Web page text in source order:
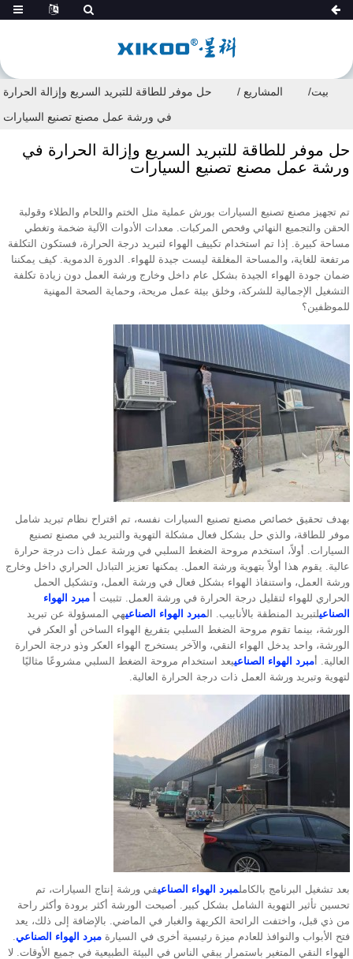
بيت المشاريع
حل موفر للطاقة للتبريد السريع وإزالة الحرارة
في ورشة عمل مصنع تصنيع السيارات
حل موفر للطاقة للتبريد السريع وإزالة الحرارة في
ورشة عمل مصنع تصنيع السيارات
تم تجهيز مصنع تصنيع السيارات بورش عملية مثل الختم واللحام والطلاء وقولبة
الحقن والتجميع النهائي وفحص المركبات. معدات الأدوات الآلية ضخمة وتغطي
مساحة كبيرة. إذا تم استخدام تكييف الهواء لتبريد درجة الحرارة، فستكون التكلفة
مرتفعة للغاية، والمساحة المغلقة ليست جيدة للهواء. الدورة الدموية. كيف يمكننا
ضمان جودة الهواء الجيدة بشكل عام داخل وخارج ورشة العمل دون زيادة تكلفة
التشغيل الإجمالية للشركة، وخلق بيئة عمل مريحة، وحماية الصحة المهنية
للموظفين؟
بهدف تحقيق خصائص مصنع تصنيع السيارات نفسه، تم اقتراح نظام تبريد شامل
موفر للطاقة، والذي حل بشكل فعال مشكلة التهوية والتبريد في مصنع تصنيع
السيارات. أولاً، استخدم مروحة الضغط السلبي في ورشة عمل ذات درجة حرارة
عالية. يقوم هذا أولاً بتهوية ورشة العمل. يمكنها تعزيز التبادل الحراري داخل وخارج
ورشة العمل، واستنفاذ الهواء بشكل فعال في ورشة العمل، وتشكيل الحمل
الحراري للهواء لتقليل درجة الحرارة في ورشة العمل. تثبيت أ مبرد الهواء
الصناعيلتبريد المنطقة بالأنابيب. المبرد الهواء الصناعيهي المسؤولة عن تبريد
الورشة، بينما تقوم مروحة الضغط السلبي بتفريغ الهواء الساخن أو العكر في
الورشة، واحد يدخل الهواء النقي، والآخر يستخرج الهواء العكر وذو درجة الحرارة
العالية. أمبرد الهواء الصناعييعد استخدام مروحة الضغط السلبي مشروعًا مثاليًا
لتهوية وتبريد ورشة العمل ذات درجة الحرارة العالية.
بعد تشغيل البرنامج بالكاملمبرد الهواء الصناعيفي ورشة إنتاج السيارات، تم
تحسين تأثير التهوية الشامل بشكل كبير. أصبحت الورشة أكثر برودة وأكثر راحة
من ذي قبل، واختفت الرائحة الكريهة والغبار في الماضي. بالإضافة إلى ذلك، يعد
فتح الأبواب والنوافذ للعادم ميزة رئيسية أخرى في السيارة مبرد الهواء الصناعي.
الهواء النقي المتغير باستمرار يبقي الناس في البيئة الطبيعية في جميع الأوقات. لا